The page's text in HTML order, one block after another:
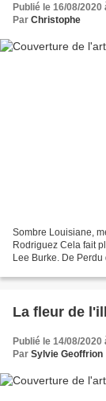
Publié le 16/08/2020
Par Christophe
Sombre Louisiane,
Rodriguez Cela fait
Lee Burke. De
La fleur de
Publié le 14/08/2020
Par Sylvie Geoffrion